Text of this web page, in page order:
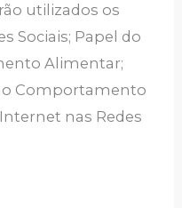
utilizados os
Sociais; Papel do
Alimentar;
Comportamento
nas Redes